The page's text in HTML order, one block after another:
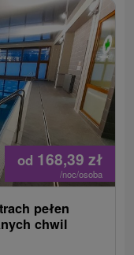
od 168,39 zł
/noc/osoba
pełen
chwil